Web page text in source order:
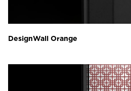
DesignWall Orange